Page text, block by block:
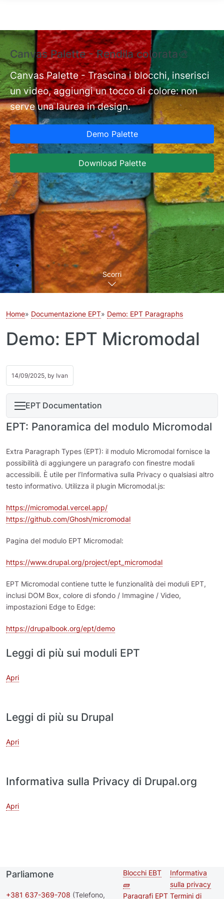
Canvas Palette - Rendila colorata🎨
Canvas Palette - Trascina i blocchi, inserisci
un video, aggiungi un tocco di colore: non
serve una laurea in design.
Demo Palette
Download Palette
Scorri
Home Documentazione EPT Demo: EPT Paragraphs
Demo: EPT Micromodal
14/09/2025, by Ivan
EPT Documentation
EPT: Panoramica del modulo Micromodal
Extra Paragraph Types (EPT): il modulo Micromodal fornisce la
possibilità di aggiungere un paragrafo con finestre modali
accessibili. È utile per l’Informativa sulla Privacy o qualsiasi altro
testo informativo. Utilizza il plugin Micromodal.js:
https://micromodal.vercel.app/
https://github.com/Ghosh/micromodal
Pagina del modulo EPT Micromodal:
https://www.drupal.org/project/ept_micromodal
EPT Micromodal contiene tutte le funzionalità dei moduli EPT,
inclusi DOM Box, colore di sfondo / Immagine / Video,
impostazioni Edge to Edge:
https://drupalbook.org/ept/demo
Leggi di più sui moduli EPT
Apri
Leggi di più su Drupal
Apri
Informativa sulla Privacy di Drupal.org
Apri
Parliamone
+381 637-369-708 (Telefono,
Second
footer
Blocchi EBT
🧱
Paragrafi EPT
Footer
Informativa
sulla privacy
Termini di